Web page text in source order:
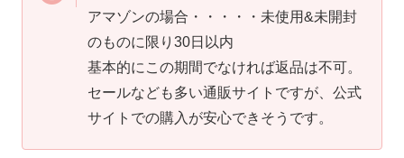
アマゾンの場合・・・・・未使用&未開封
のものに限り30日以内
基本的にこの期間でなければ返品は不可。
セールなども多い通販サイトですが、公式
サイトでの購入が安心できそうです。